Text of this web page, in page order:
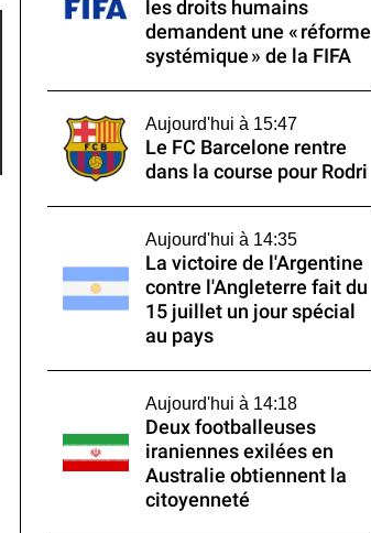
les droits humains
demandent une « réforme
systémique » de la FIFA
Aujourd'hui à 15:47
Le FC Barcelone rentre
dans la course pour Rodri
Aujourd'hui à 14:35
La victoire de l'Argentine
contre l'Angleterre fait du
15 juillet un jour spécial
au pays
Aujourd'hui à 14:18
Deux footballeuses
iraniennes exilées en
Australie obtiennent la
citoyenneté